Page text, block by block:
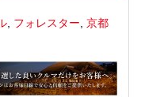
フォレスター 京都